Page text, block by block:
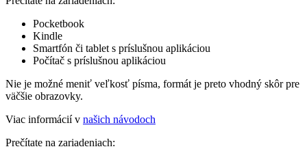
Pocketbook
Kindle
Smartfón či tablet s príslušnou aplikáciou
Počítač s príslušnou aplikáciou
Nie je možné meniť veľkosť písma, formát je preto vhodný skôr pre
väčšie obrazovky.
Viac informácií v našich návodoch
Prečítate na zariadeniach: